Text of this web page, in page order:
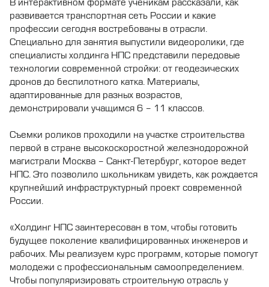
развивается транспортная сеть России и какие
профессии сегодня востребованы в отрасли.
Специально для занятия выпустили видеоролики, где
специалисты холдинга НПС представили передовые
технологии современной стройки: от геодезических
дронов до беспилотного катка. Материалы,
адаптированные для разных возрастов,
демонстрировали учащимся 6 – 11 классов.
Съемки роликов проходили на участке строительства
первой в стране высокоскоростной железнодорожной
магистрали Москва – Санкт-Петербург, которое ведет
НПС. Это позволило школьникам увидеть, как рождается
крупнейший инфраструктурный проект современной
России.
«Холдинг НПС заинтересован в том, чтобы готовить
будущее поколение квалифицированных инженеров и
рабочих. Мы реализуем курс программ, которые помогут
молодежи с профессиональным самоопределением.
Чтобы популяризировать строительную отрасль у